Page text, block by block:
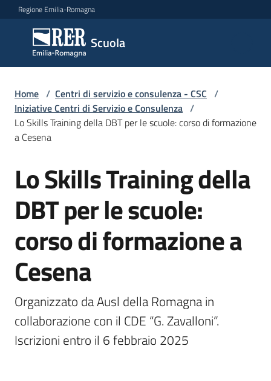
Vai al contenuto
Vai alla navigazione
Vai al footer
Regione Emilia-Romagna
Scuola
Scuola
Argomenti
Novità
Servizi
Leggi,
atti
e
bandi
Piani,
programmi
e
progetti
Home / Centri di servizio e consulenza - CSC /
Iniziative Centri di Servizio e Consulenza /
Lo Skills Training della DBT per le scuole: corso di formazione
a Cesena
Salta al contenuto
Lo Skills Training della
DBT per le scuole:
corso di formazione a
Cesena
Organizzato da Ausl della Romagna in
collaborazione con il CDE “G. Zavalloni”.
Iscrizioni entro il 6 febbraio 2025